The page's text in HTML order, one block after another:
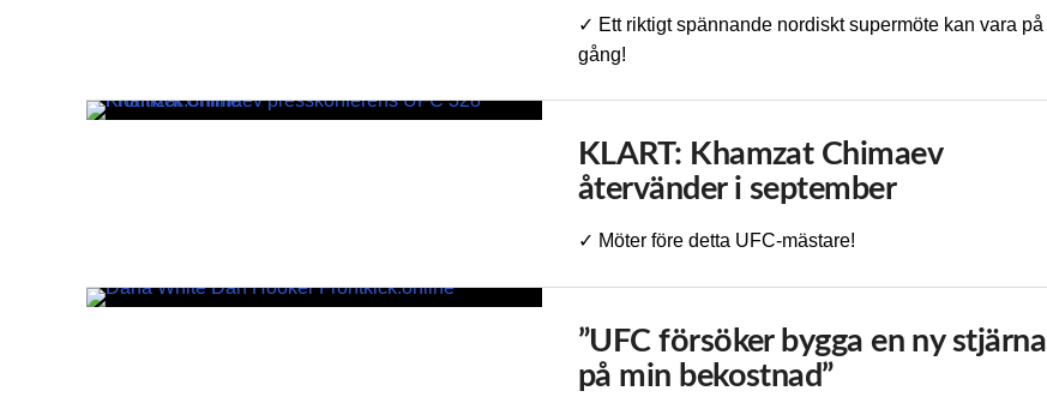
✓ Ett riktigt spännande nordiskt supermöte kan vara på
gång!
KLART: Khamzat Chimaev
återvänder i september
✓ Möter före detta UFC-mästare!
”UFC försöker bygga en ny stjärna
på min bekostnad”